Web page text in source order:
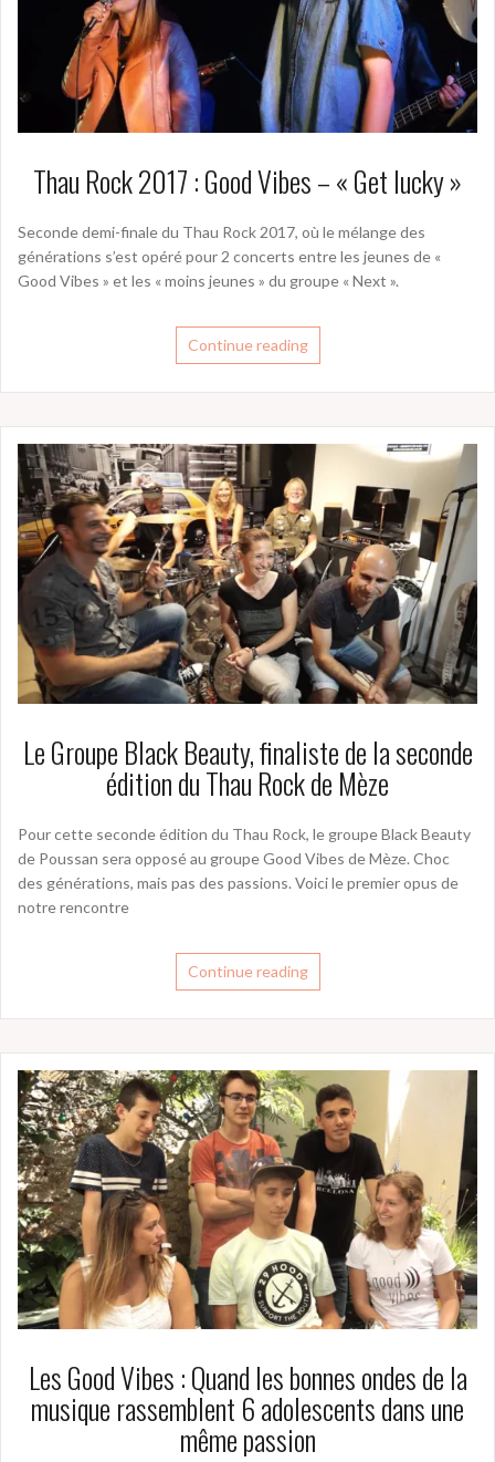
Thau Rock 2017 : Good Vibes – « Get lucky »
Seconde demi-finale du Thau Rock 2017, où le mélange des
générations s’est opéré pour 2 concerts entre les jeunes de «
Good Vibes » et les « moins jeunes » du groupe « Next ».
Continue reading
Le Groupe Black Beauty, finaliste de la seconde
édition du Thau Rock de Mèze
Pour cette seconde édition du Thau Rock, le groupe Black Beauty
de Poussan sera opposé au groupe Good Vibes de Mèze. Choc
des générations, mais pas des passions. Voici le premier opus de
notre rencontre
Continue reading
Les Good Vibes : Quand les bonnes ondes de la
musique rassemblent 6 adolescents dans une
même passion